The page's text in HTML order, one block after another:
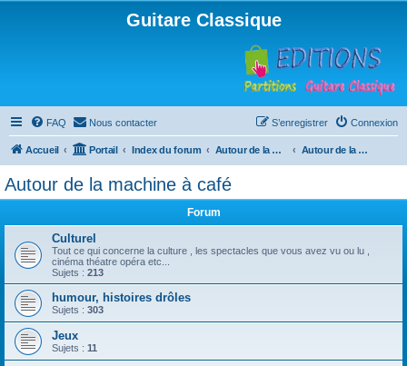
Guitare Classique
FAQ Nous contacter Connexion
S’enregistrer
Accueil Portail Index du forum Autour de la machine à café Autour de la machine à café
Autour de la machine à café
Forum
Culturel
Tout ce qui concerne la culture , les spectacles que vous avez vu ou lu ,
cinéma théatre opéra etc...
Sujets : 213
humour, histoires drôles
Sujets : 303
Jeux
Sujets : 11